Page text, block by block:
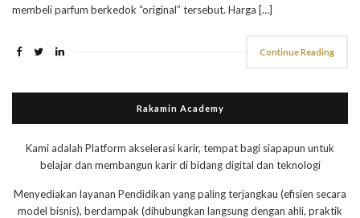
membeli parfum berkedok “original” tersebut. Harga […]
Continue Reading
Rakamin Academy
Kami adalah Platform akselerasi karir, tempat bagi siapapun untuk
belajar dan membangun karir di bidang digital dan teknologi
Menyediakan layanan Pendidikan yang paling terjangkau (efisien secara
model bisnis), berdampak (dihubungkan langsung dengan ahli, praktik